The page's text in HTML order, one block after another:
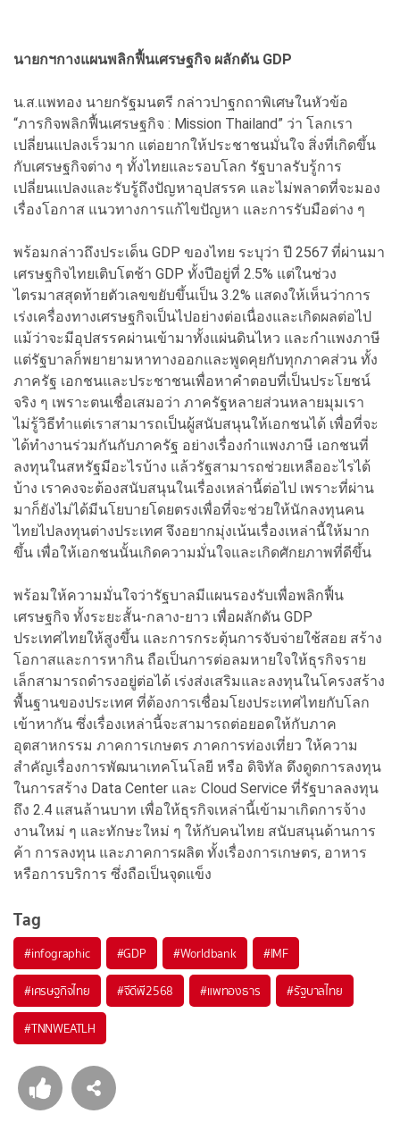
นายกฯกางแผนพลิกฟื้นเศรษฐกิจ ผลักดัน GDP
น.ส.แพทอง นายกรัฐมนตรี กล่าวปาฐกถาพิเศษในหัวข้อ
“ภารกิจพลิกฟื้นเศรษฐกิจ : Mission Thailand” ว่า โลกเรา
เปลี่ยนแปลงเร็วมาก แต่อยากให้ประชาชนมั่นใจ สิ่งที่เกิดขึ้น
กับเศรษฐกิจต่าง ๆ ทั้งไทยและรอบโลก รัฐบาลรับรู้การ
เปลี่ยนแปลงและรับรู้ถึงปัญหาอุปสรรค และไม่พลาดที่จะมอง
เรื่องโอกาส แนวทางการแก้ไขปัญหา และการรับมือต่าง ๆ
พร้อมกล่าวถึงประเด็น GDP ของไทย ระบุว่า ปี 2567 ที่ผ่านมา
เศรษฐกิจไทยเติบโตช้า GDP ทั้งปีอยู่ที่ 2.5% แต่ในช่วง
ไตรมาสสุดท้ายตัวเลขขยับขึ้นเป็น 3.2% แสดงให้เห็นว่าการ
เร่งเครื่องทางเศรษฐกิจเป็นไปอย่างต่อเนื่องและเกิดผลต่อไป
แม้ว่าจะมีอุปสรรคผ่านเข้ามาทั้งแผ่นดินไหว และกำแพงภาษี
แต่รัฐบาลก็พยายามหาทางออกและพูดคุยกับทุกภาคส่วน ทั้ง
ภาครัฐ เอกชนและประชาชนเพื่อหาคำตอบที่เป็นประโยชน์
จริง ๆ เพราะตนเชื่อเสมอว่า ภาครัฐหลายส่วนหลายมุมเรา
ไม่รู้วิธีทำแต่เราสามารถเป็นผู้สนับสนุนให้เอกชนได้ เพื่อที่จะ
ได้ทำงานร่วมกันกับภาครัฐ อย่างเรื่องกำแพงภาษี เอกชนที่
ลงทุนในสหรัฐมีอะไรบ้าง แล้วรัฐสามารถช่วยเหลืออะไรได้
บ้าง เราคงจะต้องสนับสนุนในเรื่องเหล่านี้ต่อไป เพราะที่ผ่าน
มาก็ยังไม่ได้มีนโยบายโดยตรงเพื่อที่จะช่วยให้นักลงทุนคน
ไทยไปลงทุนต่างประเทศ จึงอยากมุ่งเน้นเรื่องเหล่านี้ให้มาก
ขึ้น เพื่อให้เอกชนนั้นเกิดความมั่นใจและเกิดศักยภาพที่ดีขึ้น
พร้อมให้ความมั่นใจว่ารัฐบาลมีแผนรองรับเพื่อพลิกฟื้น
เศรษฐกิจ ทั้งระยะสั้น-กลาง-ยาว เพื่อผลักดัน GDP
ประเทศไทยให้สูงขึ้น และการกระตุ้นการจับจ่ายใช้สอย สร้าง
โอกาสและการหากิน ถือเป็นการต่อลมหายใจให้ธุรกิจราย
เล็กสามารถดำรงอยู่ต่อได้ เร่งส่งเสริมและลงทุนในโครงสร้าง
พื้นฐานของประเทศ ที่ต้องการเชื่อมโยงประเทศไทยกับโลก
เข้าหากัน ซึ่งเรื่องเหล่านี้จะสามารถต่อยอดให้กับภาค
อุตสาหกรรม ภาคการเกษตร ภาคการท่องเที่ยว ให้ความ
สำคัญเรื่องการพัฒนาเทคโนโลยี หรือ ดิจิทัล ดึงดูดการลงทุน
ในการสร้าง Data Center และ Cloud Service ที่รัฐบาลลงทุน
ถึง 2.4 แสนล้านบาท เพื่อให้ธุรกิจเหล่านี้เข้ามาเกิดการจ้าง
งานใหม่ ๆ และทักษะใหม่ ๆ ให้กับคนไทย สนับสนุนด้านการ
ค้า การลงทุน และภาคการผลิต ทั้งเรื่องการเกษตร, อาหาร
หรือการบริการ ซึ่งถือเป็นจุดแข็ง
Tag
#infographic #GDP #Worldbank #IMF
#เศรษฐกิจไทย #จีดีพี2568 #แพทองธาร #รัฐบาลไทย
#TNNWEATLH